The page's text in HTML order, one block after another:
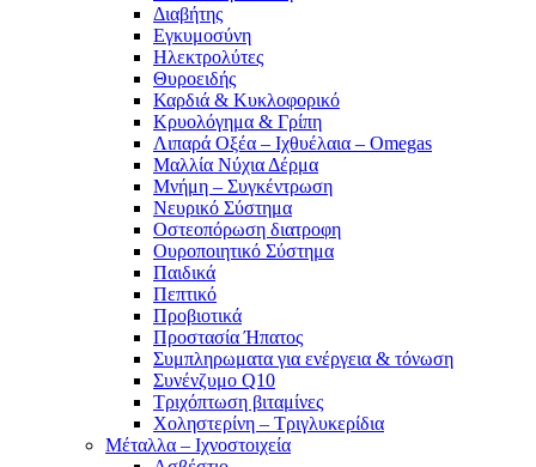
Διαβήτης
Εγκυμοσύνη
Ηλεκτρολύτες
Θυροειδής
Καρδιά & Κυκλοφορικό
Κρυολόγημα & Γρίπη
Λιπαρά Οξέα – Ιχθυέλαια – Omegas
Μαλλία Νύχια Δέρμα
Μνήμη – Συγκέντρωση
Νευρικό Σύστημα
Οστεοπόρωση διατροφη
Ουροποιητικό Σύστημα
Παιδικά
Πεπτικό
Προβιοτικά
Προστασία Ήπατος
Συμπληρωματα για ενέργεια & τόνωση
Συνένζυμο Q10
Τριχόπτωση βιταμίνες
Χοληστερίνη – Τριγλυκερίδια
Μέταλλα – Ιχνοστοιχεία